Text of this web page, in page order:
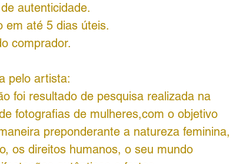
autenticidade.
em até 5 dias úteis.
comprador.
pelo artista:
foi resultado de pesquisa realizada na
fotografias de mulheres,com o objetivo
preponderante a natureza feminina,
os direitos humanos, o seu mundo